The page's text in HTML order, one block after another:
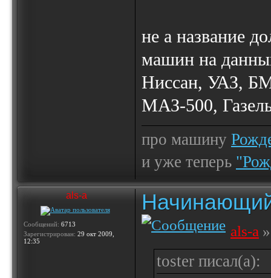
не а название
машин на
Ниссан, УАЗ,
МАЗ-500,
про машину
и уже теперь
als-a
Сообщений: 6713
Зарегистрирован: 29 окт 2009,
12:35
als-a
toster писал(а):